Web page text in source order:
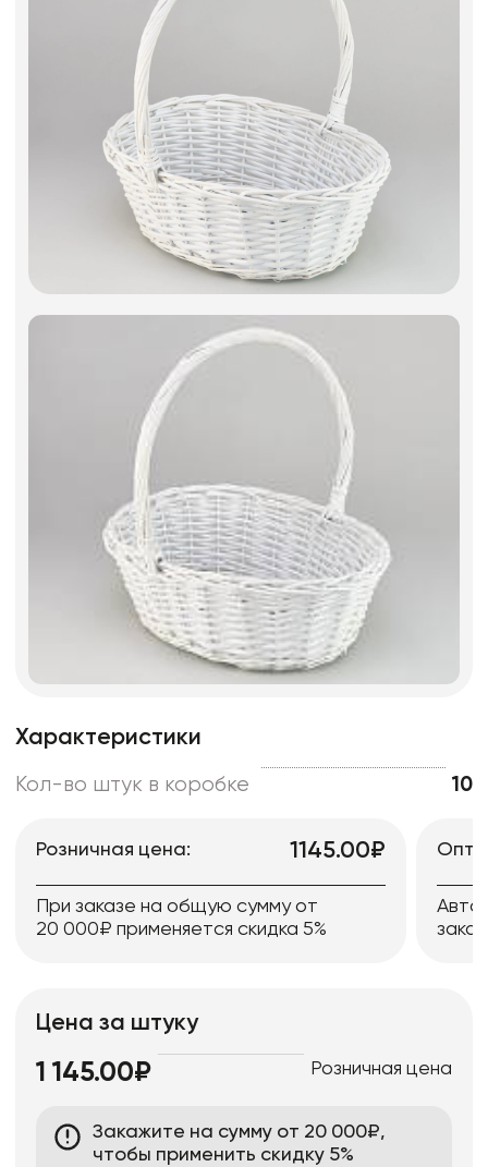
Изделия из металла
Характеристики
Кол-во штук в коробке 10
Розничная цена: 1145.00₽
При заказе на общую сумму от
20 000₽ применяется скидка 5%
Цена за штуку
1 145.00₽ Розничная цена
Закажите на сумму от 20 000₽,
чтобы применить скидку 5%